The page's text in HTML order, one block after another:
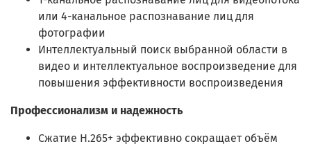
или 4-канальное распознавание лиц для
фотографии
Интеллектуальный поиск выбранной области в
видео и интеллектуальное воспроизведение для
повышения эффективности воспроизведения
Профессионализм и надежность
Сжатие H.265+ эффективно сокращает объём